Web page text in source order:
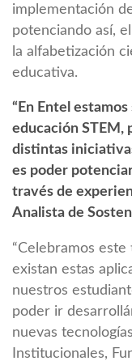
implementación
potenciando así,
la alfabetización
educativa.
“En Entel
educación STEM,
distintas
es poder
través de
Analista de
“Celebramos
existan estas
nuestros
poder ir
nuevas
Institucionales,